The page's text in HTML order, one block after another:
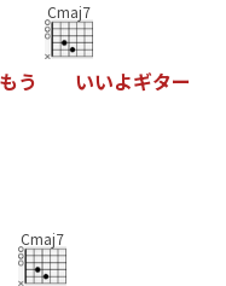
もう
Cmaj7
いいよギター
Cmaj7